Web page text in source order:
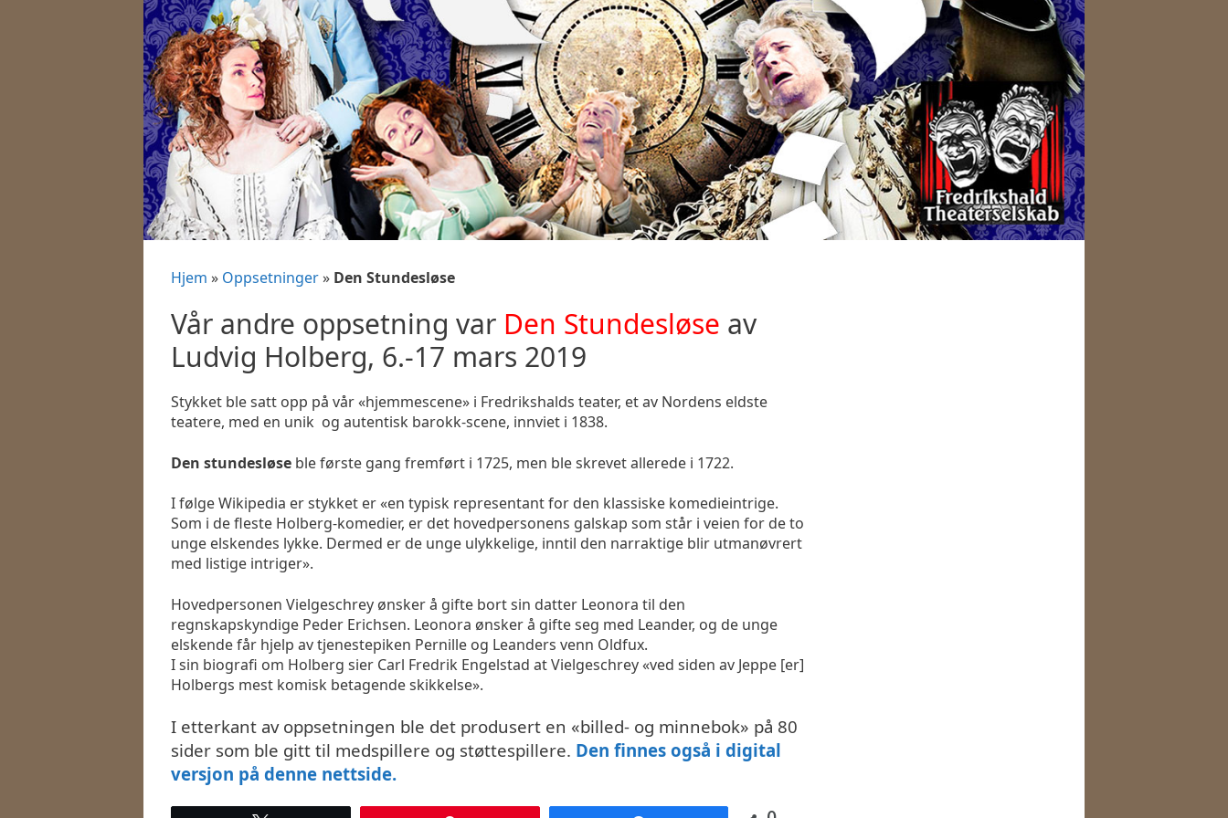
Hjem » Oppsetninger» Den Stundesløse
Vår andre oppsetning var Den Stundesløse av
Ludvig Holberg, 6.-17 mars 2019
Stykket ble satt opp på vår «hjemmescene» i Fredrikshalds teater, et av Nordens eldste
teatere, med en unik og autentisk barokk-scene, innviet i 1838.
Den stundesløse ble første gang fremført i 1725, men ble skrevet allerede i 1722.
I følge Wikipedia er stykket er «en typisk representant for den klassiske komedieintrige.
Som i de fleste Holberg-komedier, er det hovedpersonens galskap som står i veien for de to
unge elskendes lykke. Dermed er de unge ulykkelige, inntil den narraktige blir utmanøvrert
med listige intriger».
Hovedpersonen Vielgeschrey ønsker å gifte bort sin datter Leonora til den
regnskapskyndige Peder Erichsen. Leonora ønsker å gifte seg med Leander, og de unge
elskende får hjelp av tjenestepiken Pernille og Leanders venn Oldfux.
I sin biografi om Holberg sier Carl Fredrik Engelstad at Vielgeschrey «ved siden av Jeppe [er]
Holbergs mest komisk betagende skikkelse».
I etterkant av oppsetningen ble det produsert en «billed- og minnebok» på 80
sider som ble gitt til medspillere og støttespillere. Den finnes også i digital
versjon på denne nettside.